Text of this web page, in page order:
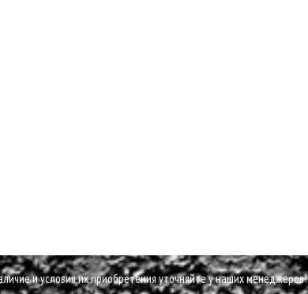
и условия их приобретения уточняйте у наших менеджеров!